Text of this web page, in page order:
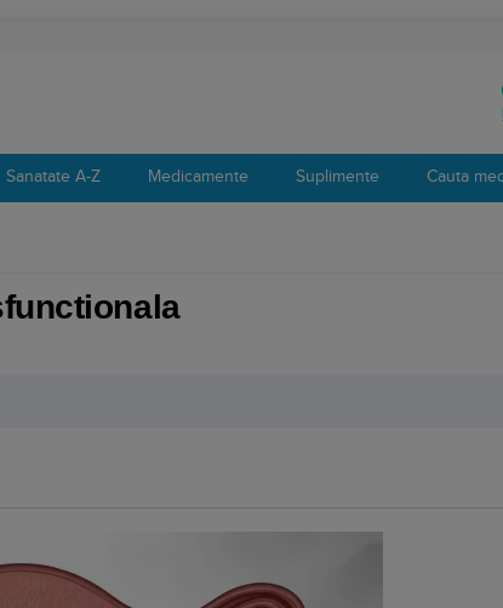
Sanatate A-Z Medicamente Suplimente Cauta